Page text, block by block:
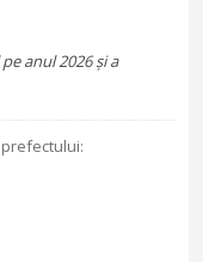
anul 2026 și a
: